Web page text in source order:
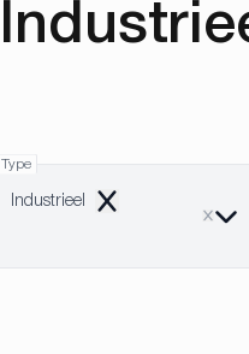
Type
Industrieel
Remove